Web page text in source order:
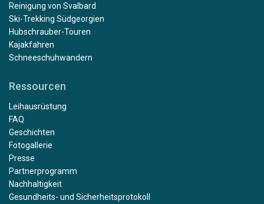
Reinigung von Svalbard
Ski-Trekking Südgeorgien
Hubschrauber-Touren
Kajakfahren
Schneeschuhwandern
Ressourcen
Leihausrüstung
FAQ
Geschichten
Fotogallerie
Presse
Partnerprogramm
Nachhaltigkeit
Gesundheits- und Sicherheitsprotokoll